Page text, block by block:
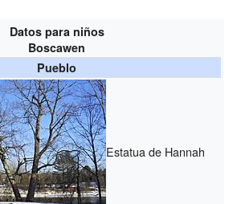
Datos para niños
Boscawen
Pueblo
Estatua de Hannah